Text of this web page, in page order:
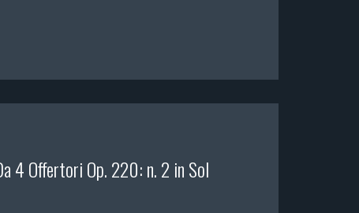
4 Offertori Op. 220: n. 2 in Sol